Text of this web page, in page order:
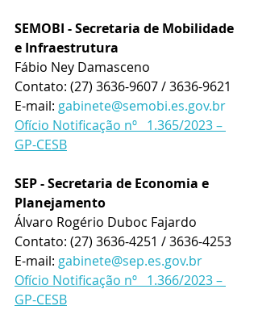
SEMOBI - Secretaria de Mobilidade
e Infraestrutura
Fábio Ney Damasceno
Contato: (27) 3636-9607 / 3636-9621
E-mail: gabinete@semobi.es.gov.br
Ofício Notificação nº   1.365/2023 –
GP-CESB
SEP - Secretaria de Economia e
Planejamento
Álvaro Rogério Duboc Fajardo
Contato: (27) 3636-4251 / 3636-4253
E-mail: gabinete@sep.es.gov.br
Ofício Notificação nº   1.366/2023 –
GP-CESB